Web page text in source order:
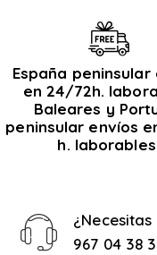
España peninsular
en 24/72h.
Baleares y
peninsular envíos
h.
967 04 38